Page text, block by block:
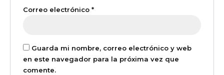
Correo electrónico*
Guarda mi nombre, correo electrónico y web
en este navegador para la próxima vez que
comente.